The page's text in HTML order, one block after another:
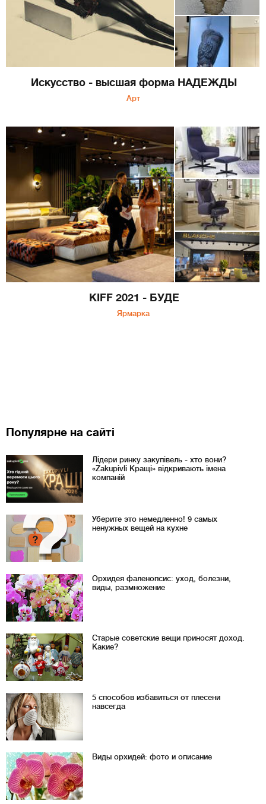
Искусство - высшая форма НАДЕЖДЫ
Арт
KIFF 2021 - БУДЕ
Ярмарка
Популярне на сайті
Лідери ринку закупівель - хто вони?
«Zakupivli Кращі» відкривають імена
компаній
Уберите это немедленно! 9 самых
ненужных вещей на кухне
Орхидея фаленопсис: уход, болезни,
виды, размножение
Старые советские вещи приносят доход.
Какие?
5 способов избавиться от плесени
навсегда
Виды орхидей: фото и описание